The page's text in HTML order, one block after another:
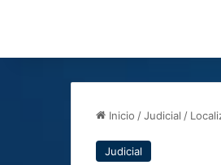
Inicio /Judicial /
Judicial